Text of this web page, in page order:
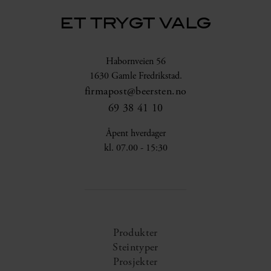
ET TRYGT VALG
Habornveien 56
1630 Gamle Fredrikstad.
firmapost@beersten.no
69 38 41 10
Åpent hverdager
kl. 07.00 - 15:30
Produkter
Steintyper
Prosjekter